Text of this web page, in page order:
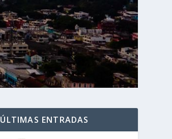
ÚLTIMAS ENTRADAS